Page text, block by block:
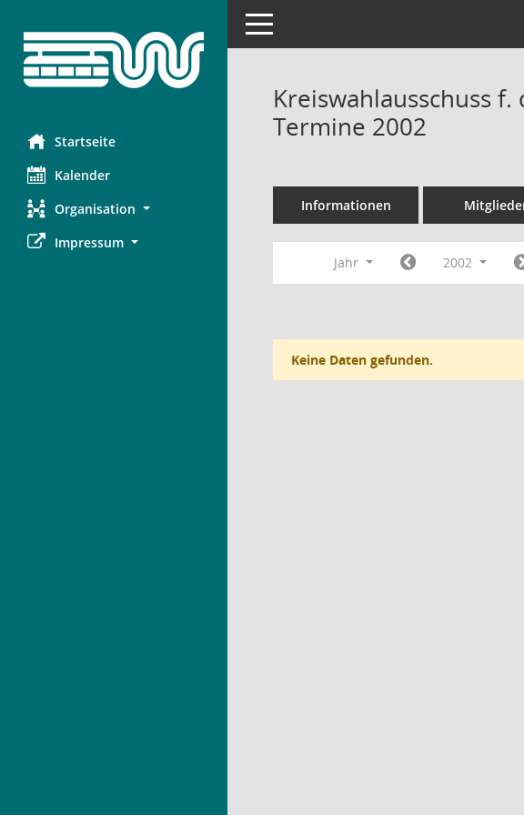
Startseite
Kalender
Organisation
Impressum
Toggle navigation
Kreiswahlausschuss
Termine 2002
Informationen
Jahr 2002
Keine Daten gefunden.